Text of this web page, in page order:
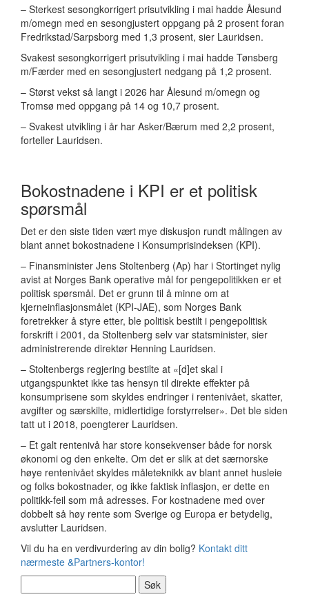
– Sterkest sesongkorrigert prisutvikling i mai hadde Ålesund
m/omegn med en sesongjustert oppgang på 2 prosent foran
Fredrikstad/Sarpsborg med 1,3 prosent, sier Lauridsen.
Svakest sesongkorrigert prisutvikling i mai hadde Tønsberg
m/Færder med en sesongjustert nedgang på 1,2 prosent.
– Størst vekst så langt i 2026 har Ålesund m/omegn og
Tromsø med oppgang på 14 og 10,7 prosent.
– Svakest utvikling i år har Asker/Bærum med 2,2 prosent,
forteller Lauridsen.
Bokostnadene i KPI er et politisk
spørsmål
Det er den siste tiden vært mye diskusjon rundt målingen av
blant annet bokostnadene i Konsumprisindeksen (KPI).
– Finansminister Jens Stoltenberg (Ap) har i Stortinget nylig
avist at Norges Bank operative mål for pengepolitikken er et
politisk spørsmål. Det er grunn til å minne om at
kjerneinflasjonsmålet (KPI-JAE), som Norges Bank
foretrekker å styre etter, ble politisk bestilt i pengepolitisk
forskrift i 2001, da Stoltenberg selv var statsminister, sier
administrerende direktør Henning Lauridsen.
– Stoltenbergs regjering bestilte at «[d]et skal i
utgangspunktet ikke tas hensyn til direkte effekter på
konsumprisene som skyldes endringer i rentenivået, skatter,
avgifter og særskilte, midlertidige forstyrrelser». Det ble siden
tatt ut i 2018, poengterer Lauridsen.
– Et galt rentenivå har store konsekvenser både for norsk
økonomi og den enkelte. Om det er slik at det særnorske
høye rentenivået skyldes måleteknikk av blant annet husleie
og folks bokostnader, og ikke faktisk inflasjon, er dette en
politikk-feil som må adresses. For kostnadene med over
dobbelt så høy rente som Sverige og Europa er betydelig,
avslutter Lauridsen.
Vil du ha en verdivurdering av din bolig? Kontakt ditt
nærmeste &Partners-kontor!
etter: